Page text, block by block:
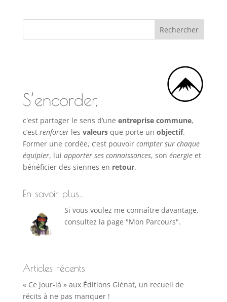
S’encorder,
c'est partager le sens d’une entreprise commune,
c’est renforcerles valeursque porte un objectif.
Former une cordée, c’est pouvoircompter sur chaque
équipier, lui apporter ses connaissances, son énergieet
bénéficier des siennes en retour.
En savoir plus…
Si vous voulez me connaître davantage,
consultez la page "Mon Parcours".
Articles récents
« Ce jour-là » aux Éditions Glénat, un recueil de
récits à ne pas manquer !